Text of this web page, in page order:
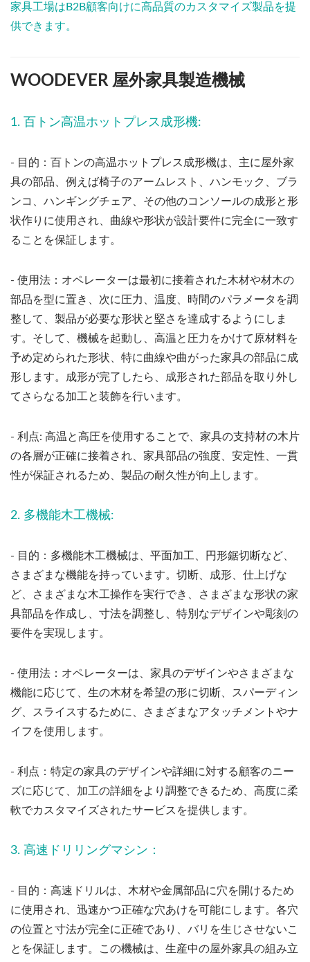
家具工場はB2B顧客向けに高品質のカスタマイズ製品を提
供できます。
WOODEVER 屋外家具製造機械
1. 百トン高温ホットプレス成形機:
- 目的：百トンの高温ホットプレス成形機は、主に屋外家
具の部品、例えば椅子のアームレスト、ハンモック、ブラ
ンコ、ハンギングチェア、その他のコンソールの成形と形
状作りに使用され、曲線や形状が設計要件に完全に一致す
ることを保証します。
- 使用法：オペレーターは最初に接着された木材や材木の
部品を型に置き、次に圧力、温度、時間のパラメータを調
整して、製品が必要な形状と堅さを達成するようにしま
す。そして、機械を起動し、高温と圧力をかけて原材料を
予め定められた形状、特に曲線や曲がった家具の部品に成
形します。成形が完了したら、成形された部品を取り外し
てさらなる加工と装飾を行います。
- 利点: 高温と高圧を使用することで、家具の支持材の木片
の各層が正確に接着され、家具部品の強度、安定性、一貫
性が保証されるため、製品の耐久性が向上します。
2. 多機能木工機械:
- 目的：多機能木工機械は、平面加工、円形鋸切断など、
さまざまな機能を持っています。切断、成形、仕上げな
ど、さまざまな木工操作を実行でき、さまざまな形状の家
具部品を作成し、寸法を調整し、特別なデザインや彫刻の
要件を実現します。
- 使用法：オペレーターは、家具のデザインやさまざまな
機能に応じて、生の木材を希望の形に切断、スパーディン
グ、スライスするために、さまざまなアタッチメントやナ
イフを使用します。
- 利点：特定の家具のデザインや詳細に対する顧客のニー
ズに応じて、加工の詳細をより調整できるため、高度に柔
軟でカスタマイズされたサービスを提供します。
3. 高速ドリリングマシン：
- 目的：高速ドリルは、木材や金属部品に穴を開けるため
に使用され、迅速かつ正確な穴あけを可能にします。各穴
の位置と寸法が完全に正確であり、バリを生じさせないこ
とを保証します。この機械は、生産中の屋外家具の組み立